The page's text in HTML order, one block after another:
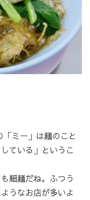
ミー」は麺のこと
ている」というこ
細麺だね。ふつう
うなお店が多いよ